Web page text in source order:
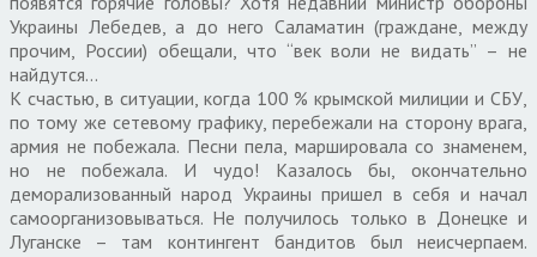
Украины Лебедев, а до него Саламатин (граждане, между
прочим, России) обещали, что “век воли не видать” – не
найдутся…
К счастью, в ситуации, когда 100 % крымской милиции и СБУ,
по тому же сетевому графику, перебежали на сторону врага,
армия не побежала. Песни пела, маршировала со знаменем,
но не побежала. И чудо! Казалось бы, окончательно
деморализованный народ Украины пришел в себя и начал
самоорганизовываться. Не получилось только в Донецке и
Луганске – там контингент бандитов был неисчерпаем.